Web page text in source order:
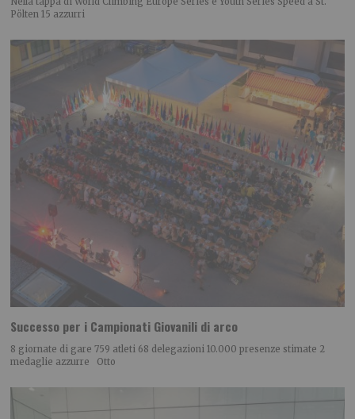
Pölten 15 azzurri
Successo per i Campionati Giovanili di arco
8 giornate di gare 759 atleti 68 delegazioni 10.000 presenze stimate 2
medaglie azzurre Otto